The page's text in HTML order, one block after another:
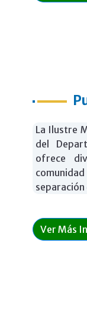
La Ilustre
del
ofrece
separación
Ver Más